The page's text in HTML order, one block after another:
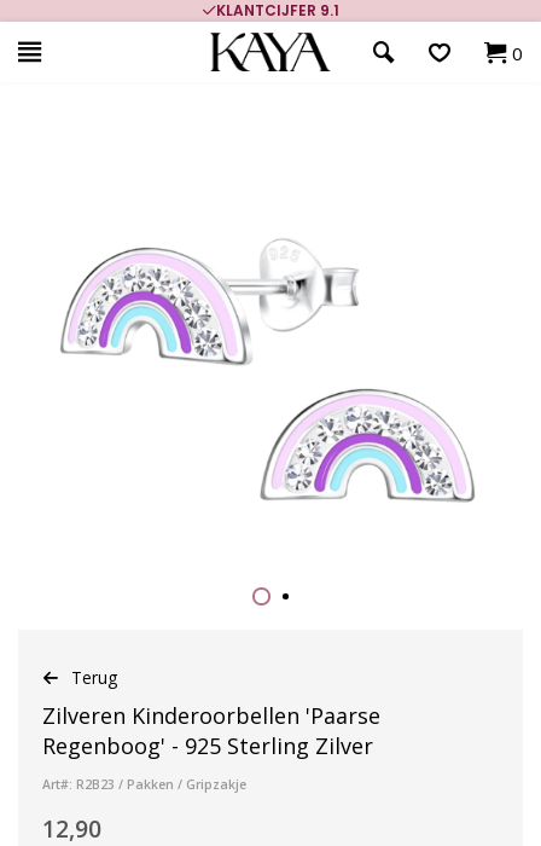
KLANTCIJFER 9.1
0
Terug
Zilveren Kinderoorbellen 'Paarse
Regenboog' - 925 Sterling Zilver
Art#: R2B23 / Pakken / Gripzakje
12,90